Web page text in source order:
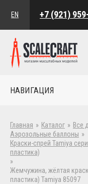
EN +7 (921)
НАВИГАЦИЯ
Главная » Каталог » Все
Аэрозольные баллоны »
Краски-спрей Tamiya
пластика)
»
Жемчужина, жёлтая
пластика) Tamiya 85097